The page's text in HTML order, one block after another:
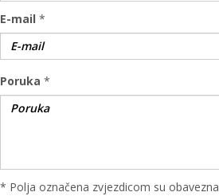
E-mail *
Poruka *
* Polja označena zvjezdicom su obavezna